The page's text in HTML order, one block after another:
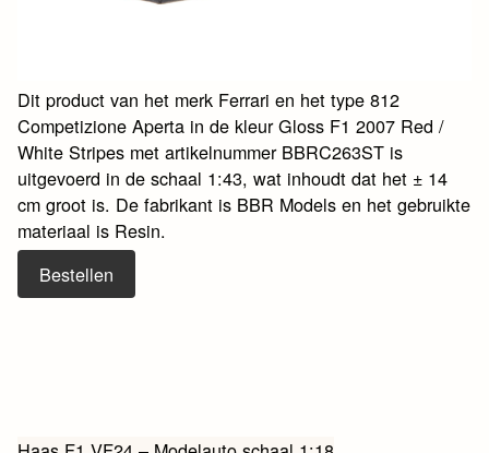
Dit product van het merk Ferrari en het type 812
Competizione Aperta in de kleur Gloss F1 2007 Red /
White Stripes met artikelnummer BBRC263ST is
uitgevoerd in de schaal 1:43, wat inhoudt dat het ± 14
cm groot is. De fabrikant is BBR Models en het gebruikte
materiaal is Resin.
Bestellen